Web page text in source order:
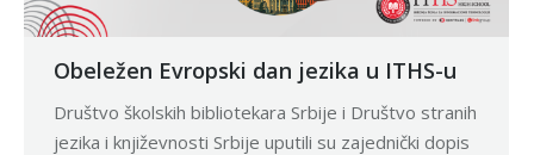
Obeležen Evropski dan jezika u ITHS-u
Društvo školskih bibliotekara Srbije i Društvo stranih
jezika i književnosti Srbije uputili su zajednički dopis